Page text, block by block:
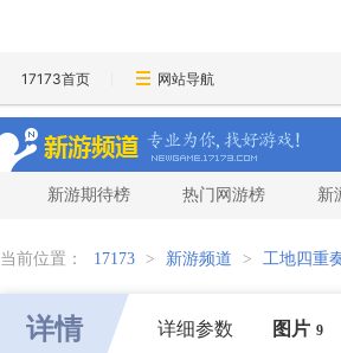
17173首页 网站导航
新游期待榜 热门网游榜 新
当前位置： 17173 > 新游频道 > 工地四重
详情 详细参数 图片 9